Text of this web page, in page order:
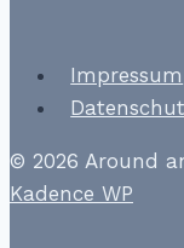
Impressum
© 2026 Around
Kadence WP